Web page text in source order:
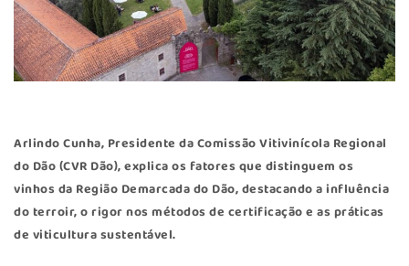
Arlindo Cunha, Presidente da Comissão Vitivinícola Regional
do Dão (CVR Dão), explica os fatores que distinguem os
vinhos da Região Demarcada do Dão, destacando a influência
do terroir, o rigor nos métodos de certificação e as práticas
de viticultura sustentável.